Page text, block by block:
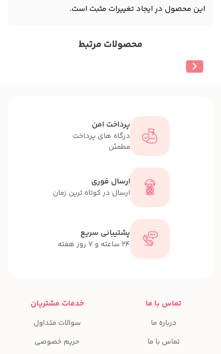
این محصول در ایجاد تغییرات مثبت است.
محصولات مرتبط
پرداخت امن
درگاه های پرداخت
مطمئن
ارسال فوری
ارسال در کوتاه ترین زمان
پشتیبانی سریع
24 ساعته و 7 روز هفته
تماس با ما
درباره ما
تماس با ما
خدمات مشتریان
سوالات متداول
حریم خصوصی